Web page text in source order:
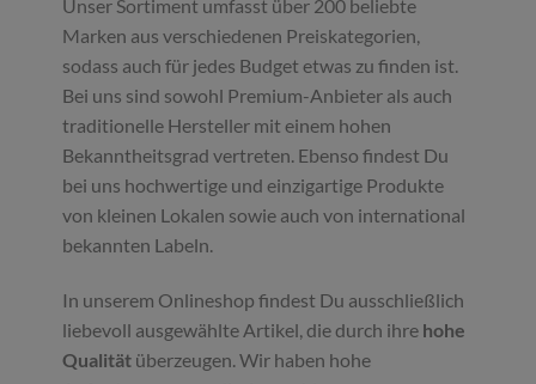
Unser Sortiment umfasst über 200 beliebte
Marken aus verschiedenen Preiskategorien,
sodass auch für jedes Budget etwas zu finden ist.
Bei uns sind sowohl Premium-Anbieter als auch
traditionelle Hersteller mit einem hohen
Bekanntheitsgrad vertreten. Ebenso findest Du
bei uns hochwertige und einzigartige Produkte
von kleinen Lokalen sowie auch von international
bekannten Labeln.
In unserem Onlineshop findest Du ausschließlich
liebevoll ausgewählte Artikel, die durch ihre hohe
Qualität überzeugen. Wir haben hohe